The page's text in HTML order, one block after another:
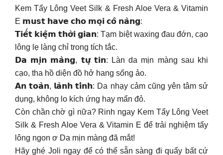
Kem Tẩy Lông Veet Silk & Fresh Aloe Vera & Vitamin
E 𝗺𝘂𝘀𝘁 𝗵𝗮𝘃𝗲 𝗰𝗵𝗼 𝗺𝗼̣𝗶 𝗰𝗼̂ 𝗻𝗮̀𝗻𝗴:
𝗧𝗶𝗲̂́𝘁 𝗸𝗶𝗲̣̂𝗺 𝘁𝗵𝗼̛̀𝗶 𝗴𝗶𝗮𝗻: Tạm biệt waxing đau đớn, cạo
lông lẹ làng chỉ trong tích tắc.
𝗗𝗮 𝗺𝗶̣𝗻 𝗺𝗮̀𝗻𝗴, 𝘁𝘂̛̣ 𝘁𝗶𝗻: Làn da mịn màng sau khi
cạo, tha hồ diện đồ hở hang sống ảo.
𝗔𝗻 𝘁𝗼𝗮̀𝗻, 𝗹𝗮̀𝗻𝗵 𝘁𝗶́𝗻𝗵: Da nhạy cảm cũng yên tâm sử
dụng, không lo kích ứng hay mẩn đỏ.
Còn chần chờ gì nữa? Rinh ngay Kem Tẩy Lông Veet
Silk & Fresh Aloe Vera & Vitamin E để trải nghiệm tẩy
lông ngon ơ Da mịn màng đã mắt!
Hãy ghé Joli ngay để có thể sẵn sàng đi quẩy bất cứ